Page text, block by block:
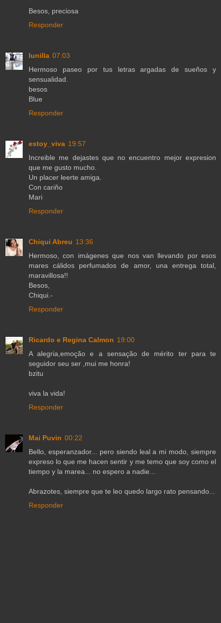
Besos, preciosa
Responder
lunilla 07:03
Hermoso paseo por tus letras argadas de sueños y
sensualidad.
besos
Blue
Responder
estoy_viva 19:57
Increible me dejastes que no encuentro mejor expresion
que me gusto mucho.
Un placer leerte amiga.
Con cariño
Mari
Responder
Chiqui Abreu 13:36
Hermoso, con imágenes que nos van llevando por esos
mares cálidos perfumados de amor, una entrega total,
maravillosa!!
Besos,
Chiqui.-
Responder
Ricardo e Regina Calmon 19:00
A alegria,emoção e a sensação de mérito ter para te
seguidor seu ser ,mui me honra!
bzitu
viva la vida!
Responder
Mai Puvin 00:22
Bello, esperanzador... pero siendo leal a mi modo, siempre
expreso lo que me hacen sentir y me temo que soy como el
tiempo y la marea... no espero a nadie...
Abrazotes, siempre que te leo quedo largo rato pensando...
Responder